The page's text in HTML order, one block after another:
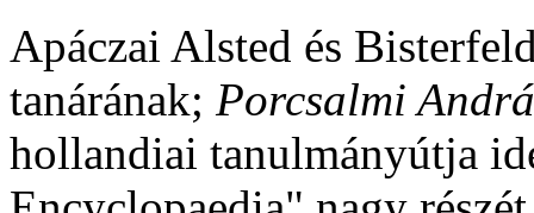
Apáczai Alsted és
tanárának; Porcsalmi
hollandiai tanulmányútja